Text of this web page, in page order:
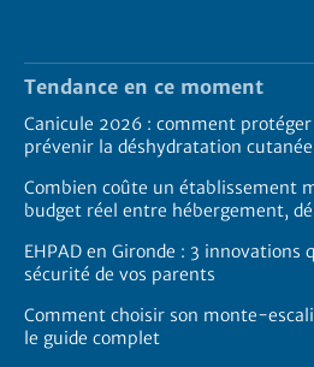
Tendance en ce moment
Canicule 2026 : comment
prévenir la déshydratation
Combien coûte un établissement
budget réel entre hébergement,
EHPAD en Gironde : 3
sécurité de vos parents
Comment choisir son monte-
le guide complet